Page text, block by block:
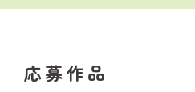
応募作品